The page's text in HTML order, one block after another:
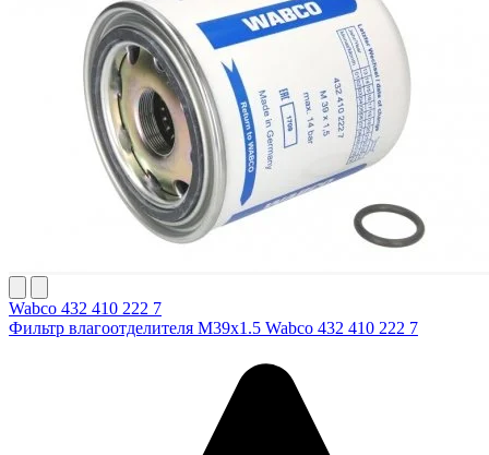
Wabco 432 410 222 7
Фильтр влагоотделителя M39x1.5 Wabco 432 410 222 7